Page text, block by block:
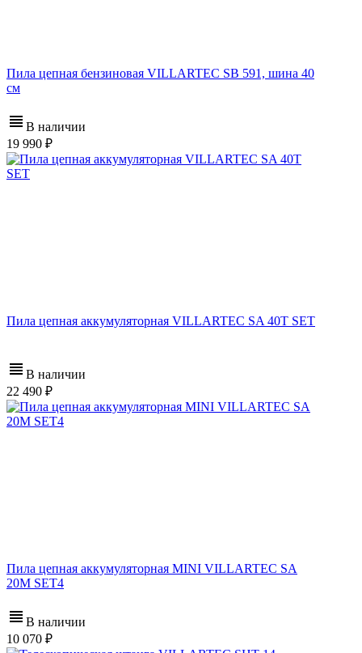
Пила цепная бензиновая VILLARTEC SB 591, шина 40
см
В наличии
19 990
Пила цепная аккумуляторная VILLARTEC SA 40T SET
В наличии
22 490
Пила цепная аккумуляторная MINI VILLARTEC SA
20M SET4
В наличии
10 070